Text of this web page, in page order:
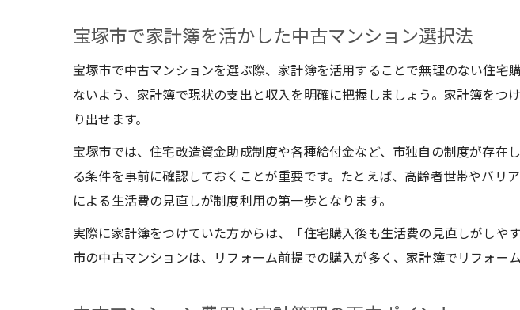
中古マンション購
住宅選びに欠か
中古戸建て費用
家計見直しから
住宅費負担を減
宝塚市で家計簿を活かした中古マンション選択法
宝塚市で中古マンションを選ぶ際、家計簿を活用することで無理のない住宅
ないよう、家計簿で現状の支出と収入を明確に把握しましょう。家計簿をつ
り出せます。
宝塚市では、住宅改造資金助成制度や各種給付金など、市独自の制度が存
る条件を事前に確認しておくことが重要です。たとえば、高齢者世帯やバ
による生活費の見直しが制度利用の第一歩となります。
実際に家計簿をつけていた方からは、「住宅購入後も生活費の見直しがし
市の中古マンションは、リフォーム前提での購入が多く、家計簿でリフォー